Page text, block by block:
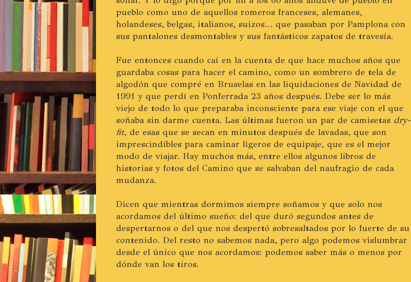
pueblo como uno de aquellos romeros franceses, alemanes,
holandeses, belgas, italianos, suizos… que pasaban por Pamplona con
sus pantalones desmontables y sus fantásticos zapatos de travesía.
Fue entonces cuando caí en la cuenta de que hace muchos años que
guardaba cosas para hacer el camino, como un sombrero de tela de
algodón que compré en Bruselas en las liquidaciones de Navidad de
1991 y que perdí en Ponferrada 23 años después. Debe ser lo más
viejo de todo lo que preparaba inconsciente para ese viaje con el que
soñaba sin darme cuenta. Las últimas fueron un par de camisetas dry-
fit, de esas que se secan en minutos después de lavadas, que son
imprescindibles para caminar ligeros de equipaje, que es el mejor
modo de viajar. Hay muchos más, entre ellos algunos libros de
historias y fotos del Camino que se salvaban del naufragio de cada
mudanza.
Dicen que mientras dormimos siempre soñamos y que solo nos
acordamos del último sueño: del que duró segundos antes de
despertarnos o del que nos despertó sobresaltados por lo fuerte de su
contenido. Del resto no sabemos nada, pero algo podemos vislumbrar
desde el único que nos acordamos: podemos saber más o menos por
dónde van los tiros.